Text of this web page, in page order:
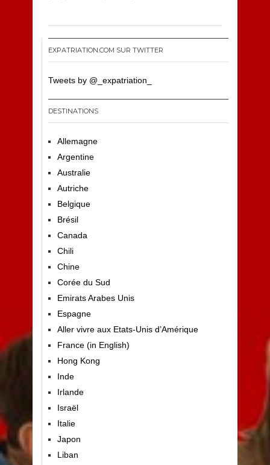
EXPATRIATION.COM SUR TWITTER
Tweets by @_expatriation_
DESTINATIONS
Allemagne
Argentine
Australie
Autriche
Belgique
Brésil
Canada
Chili
Chine
Corée du Sud
Emirats Arabes Unis
Espagne
Aller vivre aux Etats-Unis d’Amérique
France (in English)
Hong Kong
Inde
Irlande
Israël
Italie
Japon
Liban